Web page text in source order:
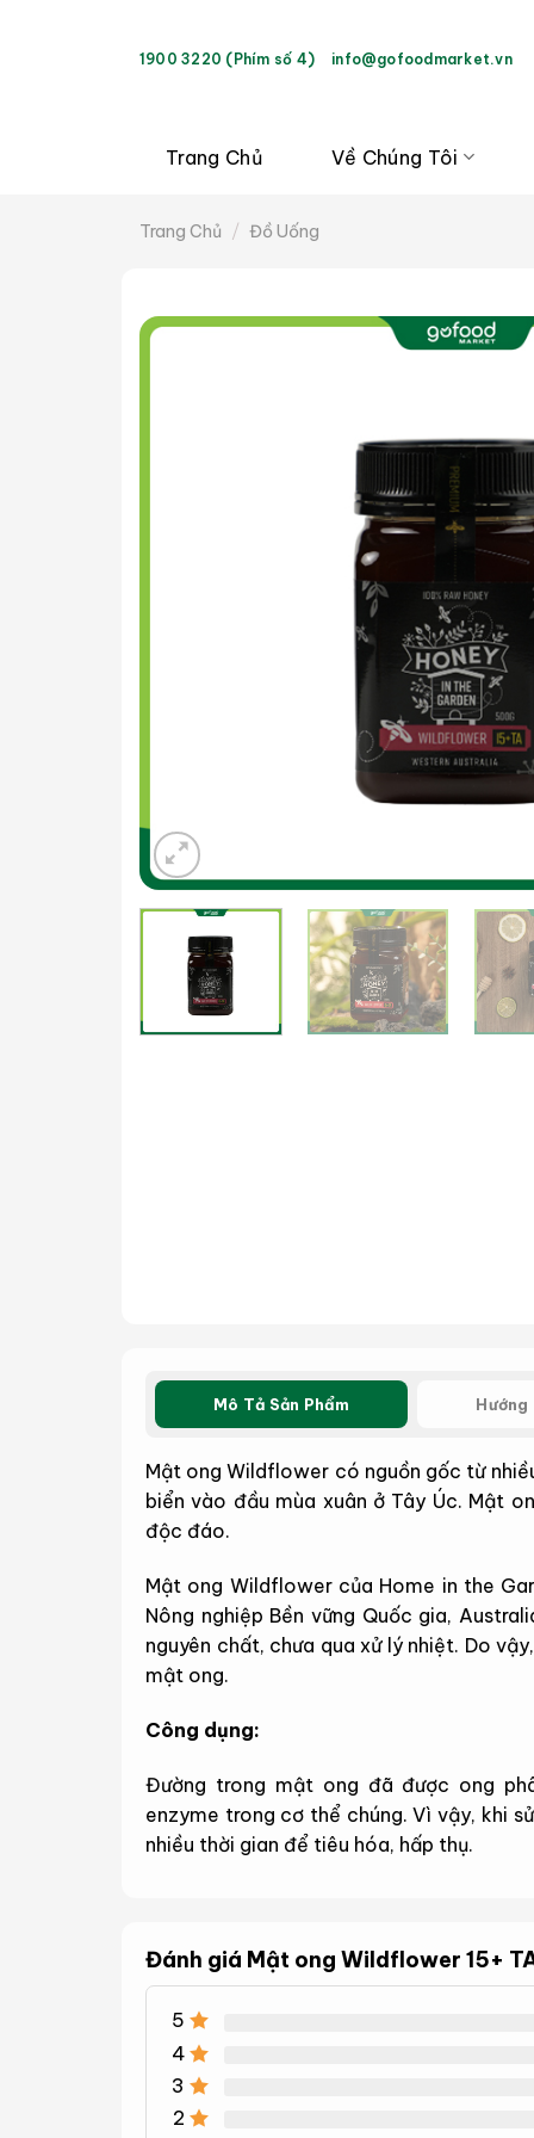
1900 3220 (Phím số 4) info@gofoodmarket.vn
Trang Chủ Về Chúng Tôi
Trang Chủ / Đồ Uống
Mô Tả Sản Phẩm Hướng
Mật ong Wildflower có nguồn gốc từ
biển vào đầu mùa xuân ở Tây Úc. Mật
độc đáo.
Mật ong Wildflower của Home in the
Nông nghiệp Bền vững Quốc gia,
nguyên chất, chưa qua xử lý nhiệt. Do
mật ong.
Công dụng:
Đường trong mật ong đã được ong
enzyme trong cơ thể chúng. Vì vậy, khi
nhiều thời gian để tiêu hóa, hấp thụ.
Thông số của TA15+ của mật ong
mật ong có được nhờ các enzym tự
ong nào có TA lớn hơn 10+ đều có thể
sẽ hiệu quả hơn khi mức TA tăng lên.
Đánh giá Mật ong Wildflower 15+
5
4
3
2